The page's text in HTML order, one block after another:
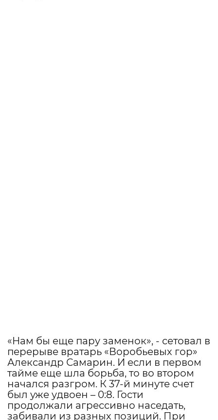
«Нам бы еще пару заменок», - сетовал в
перерыве вратарь «Воробьевых гор»
Александр Самарин. И если в первом
тайме еще шла борьба, то во втором
начался разгром. К 37-й минуте счет
был уже удвоен – 0:8. Гости
продолжали агрессивно наседать,
забивали из разных позиций. При